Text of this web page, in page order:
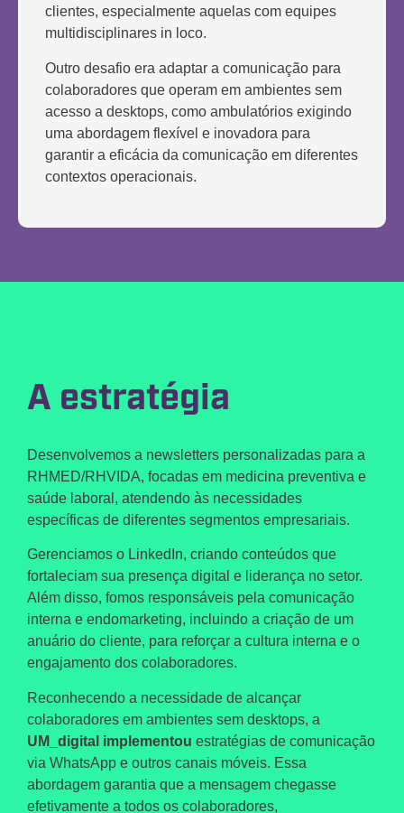
clientes, especialmente aquelas com equipes
multidisciplinares in loco.
Outro desafio era adaptar a comunicação para
colaboradores que operam em ambientes sem
acesso a desktops, como ambulatórios exigindo
uma abordagem flexível e inovadora para
garantir a eficácia da comunicação em diferentes
contextos operacionais.
A estratégia
Desenvolvemos a newsletters personalizadas para a
RHMED/RHVIDA, focadas em medicina preventiva e
saúde laboral, atendendo às necessidades
específicas de diferentes segmentos empresariais.
Gerenciamos o LinkedIn, criando conteúdos que
fortaleciam sua presença digital e liderança no setor.
Além disso, fomos responsáveis pela comunicação
interna e endomarketing, incluindo a criação de um
anuário do cliente, para reforçar a cultura interna e o
engajamento dos colaboradores.
Reconhecendo a necessidade de alcançar
colaboradores em ambientes sem desktops, a
UM_digital implementou estratégias de comunicação
via WhatsApp e outros canais móveis. Essa
abordagem garantia que a mensagem chegasse
efetivamente a todos os colaboradores,